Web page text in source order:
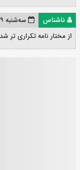
ناشناس
سه‌شنبه ۲۹ آبان ۱۴۰۳ ۱۹:۵۶:۰۱
از مختار نامه تکراری تر